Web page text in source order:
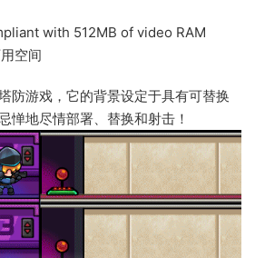
with 512MB of video RAM
空间
防游戏，它的背景设定于具有可替换
惮地尽情部署、替换和射击！